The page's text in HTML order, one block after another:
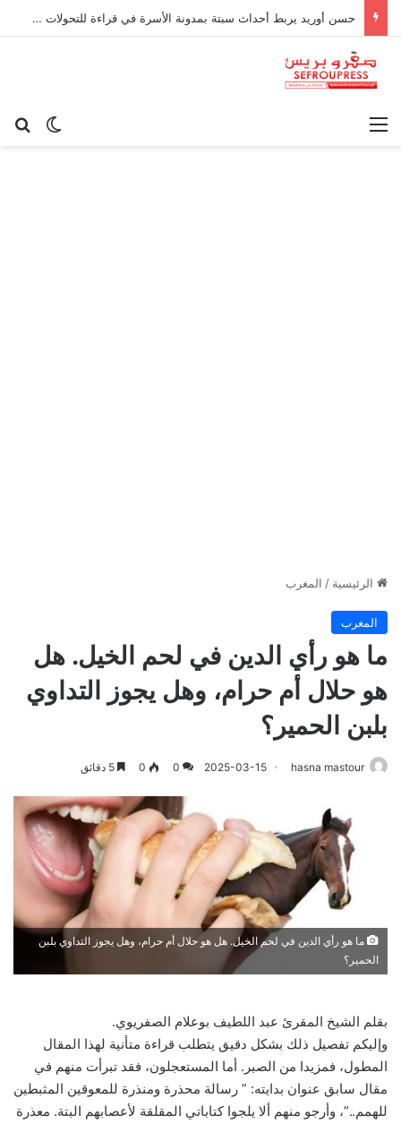
حسن أوريد يربط أحداث سبتة بمدونة الأسرة في قراءة للتحولات الاجتماعية
الوضع القائمة
الرئيسية / المغرب
المغرب
ما هو رأي الدين في لحم الخيل. هل
هو حلال أم حرام، وهل يجوز التداوي
بلبن الحمير؟
hasna mastour
2025-03-15
0
0
ما هو رأي الدين في لحم الخيل. هل هو حلال أم حرام، وهل يجوز التداوي بلبن
الحمير؟
بقلم الشيخ المقرئ عبد اللطيف بوعلام الصفريوي.
وإليكم تفصيل ذلك بشكل دقيق يتطلب قراءة متأنية لهذا المقال
المطول، فمزيدا من الصبر. أما المستعجلون، فقد تبرأت منهم في
مقال سابق عنوان بدايته: ” رسالة محذرة ومنذرة للمعوقين المثبطين
للهمم..”، وأرجو منهم ألا يلجوا كتاباتي المقلقة لأعصابهم البتة. معذرة